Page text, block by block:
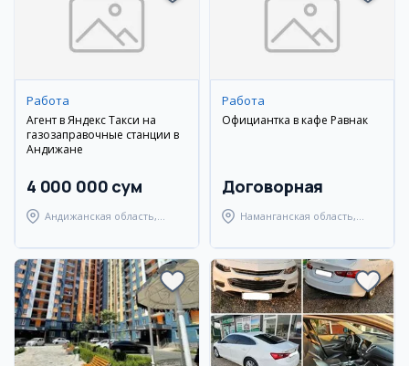
Работа
Агент в Яндекс Такси на
газозаправочные станции в
Андижане
4 000 000 сум
Андижанская область,
Работа
Официантка в кафе Равнак
Договорная
Наманганская область,